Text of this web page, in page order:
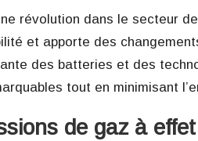
révolution dans le secteur
et apporte des
des batteries et des
tout en minimisant
de gaz à